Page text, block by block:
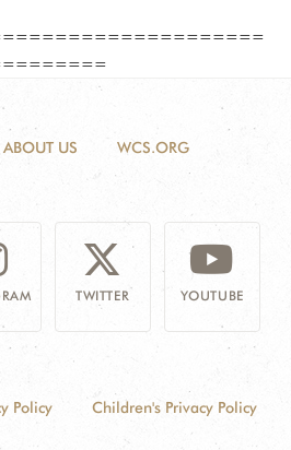
ABOUT US WCS.ORG
TWITTER YOUTUBE
Policy Children's Privacy Policy